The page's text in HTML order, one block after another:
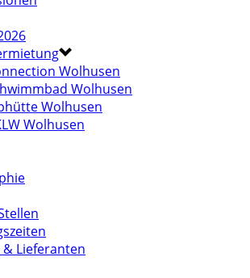
Wolhusen
Wolhusen
Wolhusen
Wolhusen
Lieferanten